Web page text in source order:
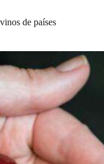
vinos de países